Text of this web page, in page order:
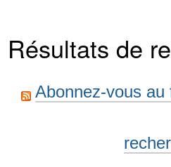
Résultats de
Abonnez-vous